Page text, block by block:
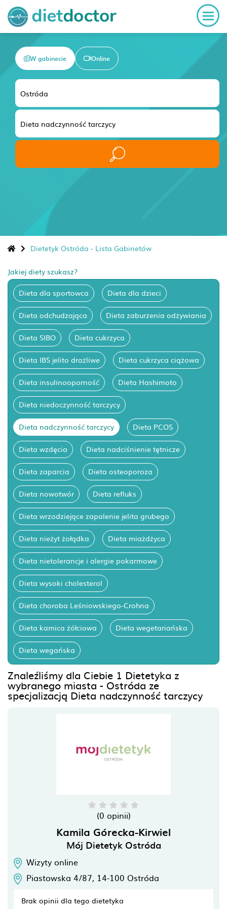
W gabinecie Online
Dietetyk Ostróda - Lista Gabinetów
Jakiej diety szukasz?
Dieta dla sportowca Dieta dla dzieci
Dieta odchudzająca Dieta zaburzenia odżywiania
Dieta SIBO Dieta cukrzyca
Dieta IBS jelito drażliwe Dieta cukrzyca ciążowa
Dieta insulinooporność Dieta Hashimoto
Dieta niedoczynność tarczycy
Dieta nadczynność tarczycy Dieta PCOS
Dieta wzdęcia Dieta nadciśnienie tętnicze
Dieta zaparcia Dieta osteoporoza
Dieta nowotwór Dieta refluks
Dieta wrzodziejące zapalenie jelita grubego
Dieta nieżyt żołądka Dieta miażdżyca
Dieta nietolerancje i alergie pokarmowe
Dieta wysoki cholesterol
Dieta choroba Leśniowskiego-Crohna
Dieta kamica żółciowa Dieta wegetariańska
Dieta wegańska
Znaleźliśmy dla Ciebie 1 Dietetyka z
wybranego miasta - Ostróda ze
specjalizacją Dieta nadczynność tarczycy
(0 opinii)
Kamila Górecka-Kirwiel
Mój Dietetyk Ostróda
Wizyty online
Piastowska 4/87, 14-100 Ostróda
Brak opinii dla tego dietetyka